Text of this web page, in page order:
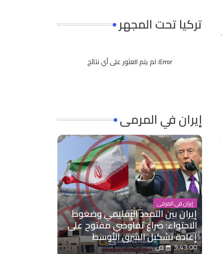
تركيا تحت المجهر
Error: لم يتم العثور على أي نتائج
إيران في المرمى
إيران في المرمى
إيران بين التمدد الإقليمي وضغوط
الاحتواء: صراع تفاوضي مفتوح على
إعادة تشكيل الشرق الأوسط
9:43:00 ص